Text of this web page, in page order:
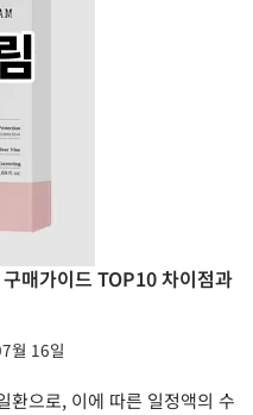
매가이드 TOP10 차이점과
월 16일
환으로, 이에 따른 일정액의 수